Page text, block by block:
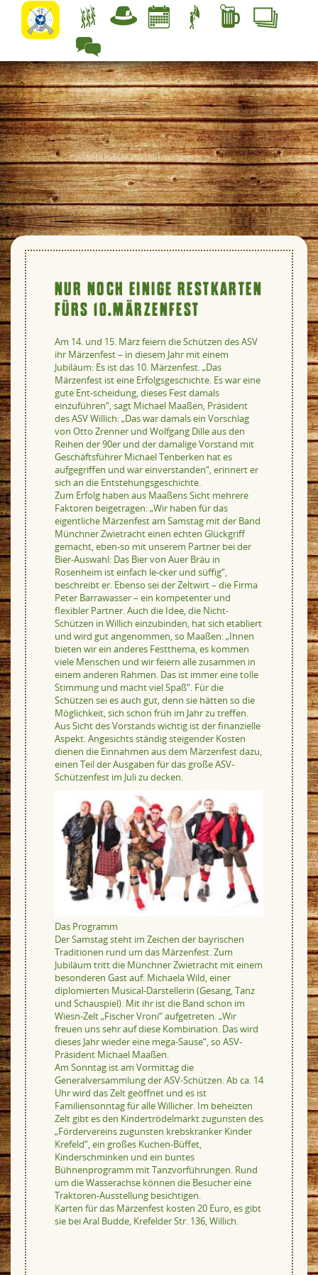
Zurück zur Übersicht
NUR NOCH EINIGE RESTKARTEN
FÜRS 10.MÄRZENFEST
Am 14. und 15. März feiern die Schützen des ASV
ihr Märzenfest – in diesem Jahr mit einem
Jubiläum: Es ist das 10. Märzenfest. „Das
Märzenfest ist eine Erfolgsgeschichte. Es war eine
gute Ent-scheidung, dieses Fest damals
einzuführen“, sagt Michael Maaßen, Präsident
des ASV Willich: „Das war damals ein Vorschlag
von Otto Zrenner und Wolfgang Dille aus den
Reihen der 90er und der damalige Vorstand mit
Geschäftsführer Michael Tenberken hat es
aufgegriffen und war einverstanden“, erinnert er
sich an die Entstehungsgeschichte.
Zum Erfolg haben aus Maaßens Sicht mehrere
Faktoren beigetragen: „Wir haben für das
eigentliche Märzenfest am Samstag mit der Band
Münchner Zwietracht einen echten Glückgriff
gemacht, eben-so mit unserem Partner bei der
Bier-Auswahl: Das Bier von Auer Bräu in
Rosenheim ist einfach le-cker und süffig“,
beschreibt er. Ebenso sei der Zeltwirt – die Firma
Peter Barrawasser – ein kompetenter und
flexibler Partner. Auch die Idee, die Nicht-
Schützen in Willich einzubinden, hat sich etabliert
und wird gut angenommen, so Maaßen: „Ihnen
bieten wir ein anderes Festthema, es kommen
viele Menschen und wir feiern alle zusammen in
einem anderen Rahmen. Das ist immer eine tolle
Stimmung und macht viel Spaß“. Für die
Schützen sei es auch gut, denn sie hätten so die
Möglichkeit, sich schon früh im Jahr zu treffen.
Aus Sicht des Vorstands wichtig ist der finanzielle
Aspekt. Angesichts ständig steigender Kosten
dienen die Einnahmen aus dem Märzenfest dazu,
einen Teil der Ausgaben für das große ASV-
Schützenfest im Juli zu decken.
Das Programm
Der Samstag steht im Zeichen der bayrischen
Traditionen rund um das Märzenfest. Zum
Jubiläum tritt die Münchner Zwietracht mit einem
besonderen Gast auf: Michaela Wild, einer
diplomierten Musical-Darstellerin (Gesang, Tanz
und Schauspiel). Mit ihr ist die Band schon im
Wiesn-Zelt „Fischer Vroni“ aufgetreten. „Wir
freuen uns sehr auf diese Kombination. Das wird
dieses Jahr wieder eine mega-Sause“, so ASV-
Präsident Michael Maaßen.
Am Sonntag ist am Vormittag die
Generalversammlung der ASV-Schützen. Ab ca. 14
Uhr wird das Zelt geöffnet und es ist
Familiensonntag für alle Willicher. Im beheizten
Zelt gibt es den Kindertrödelmarkt zugunsten des
„Fördervereins zugunsten krebskranker Kinder
Krefeld“, ein großes Kuchen-Büffet,
Kinderschminken und ein buntes
Bühnenprogramm mit Tanzvorführungen. Rund
um die Wasserachse können die Besucher eine
Traktoren-Ausstellung besichtigen.
Karten für das Märzenfest kosten 20 Euro, es gibt
sie bei Aral Budde, Krefelder Str. 136, Willich.